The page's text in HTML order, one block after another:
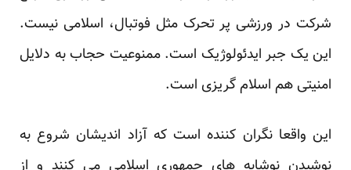
شرکت در ورزشی پر تحرک مثل فوتبال، اسلامی نیست.
این یک جبر ایدئولوژیک است. ممنوعیت حجاب به دلایل
امنیتی هم اسلام گریزی است.
این واقعا نگران کننده است که آزاد اندیشان شروع به